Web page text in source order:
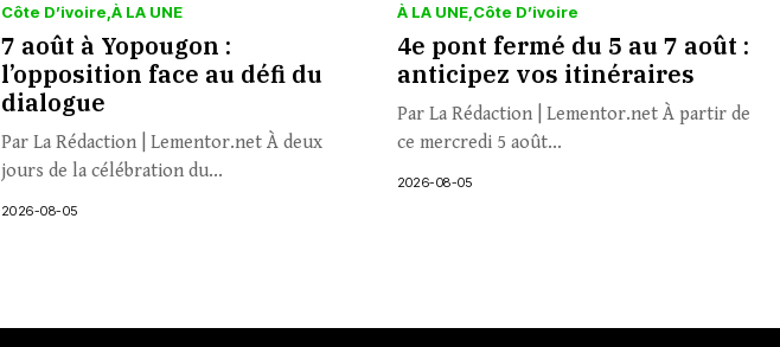
Côte D’ivoire À LA UNE
7 août à Yopougon :
l’opposition face au défi du
dialogue
Par La Rédaction | Lementor.net À deux
jours de la célébration du...
2026-08-05
À LA UNE Côte D’ivoire
4e pont fermé du 5 au 7 août :
anticipez vos itinéraires
Par La Rédaction | Lementor.net À partir de
ce mercredi 5 août...
2026-08-05